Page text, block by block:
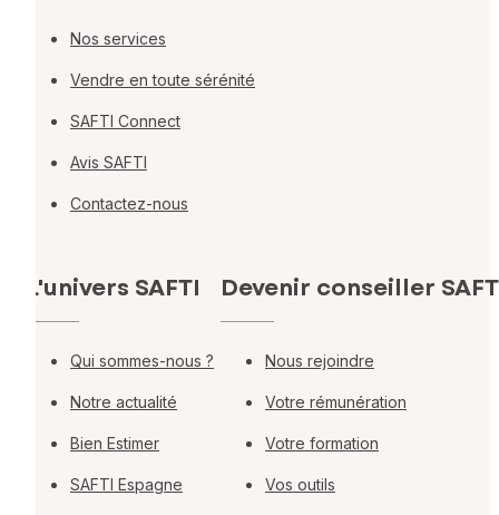
Nos services
Vendre en toute sérénité
SAFTI Connect
Avis SAFTI
Contactez-nous
L'univers SAFTI
Qui sommes-nous ?
Notre actualité
Bien Estimer
SAFTI Espagne
Devenir conseiller
Nous rejoindre
Votre rémunération
Votre formation
Vos outils